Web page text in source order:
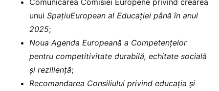
unui SpațiuEuropean al Educației până în anul
2025;
Noua Agenda Europeană a Competențelor
pentru competitivitate durabilă, echitate socială
și reziliență;
Recomandarea Consiliului privind educația și